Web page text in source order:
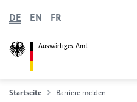
Auswärtiges Amt
DE EN FR
Startseite Barriere melden